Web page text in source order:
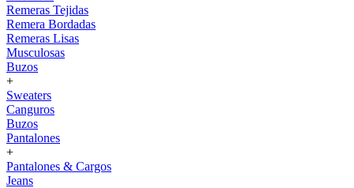
Remeras Tejidas
Remera Bordadas
Remeras Lisas
Musculosas
Buzos
+
Sweaters
Canguros
Buzos
Pantalones
+
Pantalones & Cargos
Jeans